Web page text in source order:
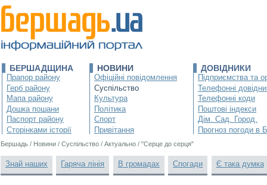
БЕРШАДЩИНА
Прапор району
Герб району
Мапа району
Дошка пошани
Паспорт району
Сторінками історії
НОВИНИ
Офіційні повідомлення
Суспільство
Культура
Політика
Спорт
Привітання
ДОВІДНИКИ
Підприємства та
Телефонні
Телефонні коди
Поштові індекси
Дім. Сад. Город.
Прогноз погоди в
Бершадь / Новини / Суспільство / Актуально / "Серце до серця"
Знай наших Гаряча лінія В громадах Спогади Є така думка